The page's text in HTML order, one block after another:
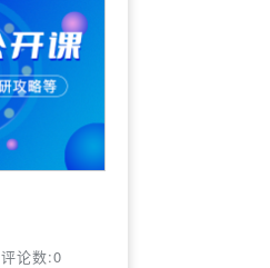
评论数:0